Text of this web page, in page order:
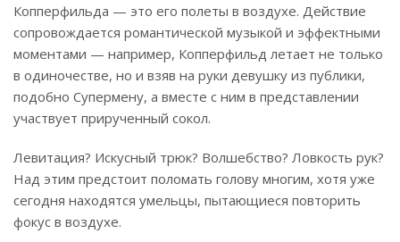
Копперфильда — это его полеты в воздухе. Действие
сопровождается романтической музыкой и эффектными
моментами — например, Копперфильд летает не только
в одиночестве, но и взяв на руки девушку из публики,
подобно Супермену, а вместе с ним в представлении
участвует прирученный сокол.
Левитация? Искусный трюк? Волшебство? Ловкость рук?
Над этим предстоит поломать голову многим, хотя уже
сегодня находятся умельцы, пытающиеся повторить
фокус в воздухе.